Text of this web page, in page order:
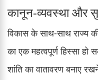
कानून-व्यवस्था और
विकास के साथ-साथ राज्य
का एक महत्वपूर्ण हिस्सा हो
शांति का वातावरण बनाए